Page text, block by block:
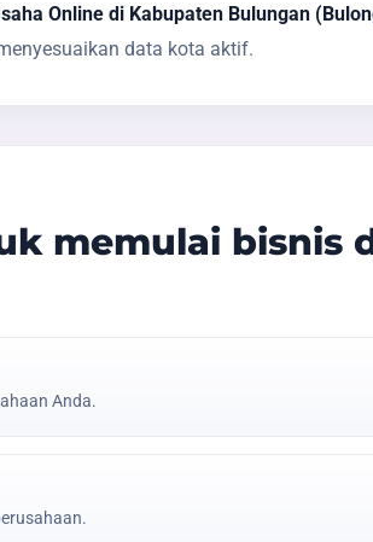
Online di Kabupaten Bulungan
data kota aktif.
memulai bisnis
Anda.